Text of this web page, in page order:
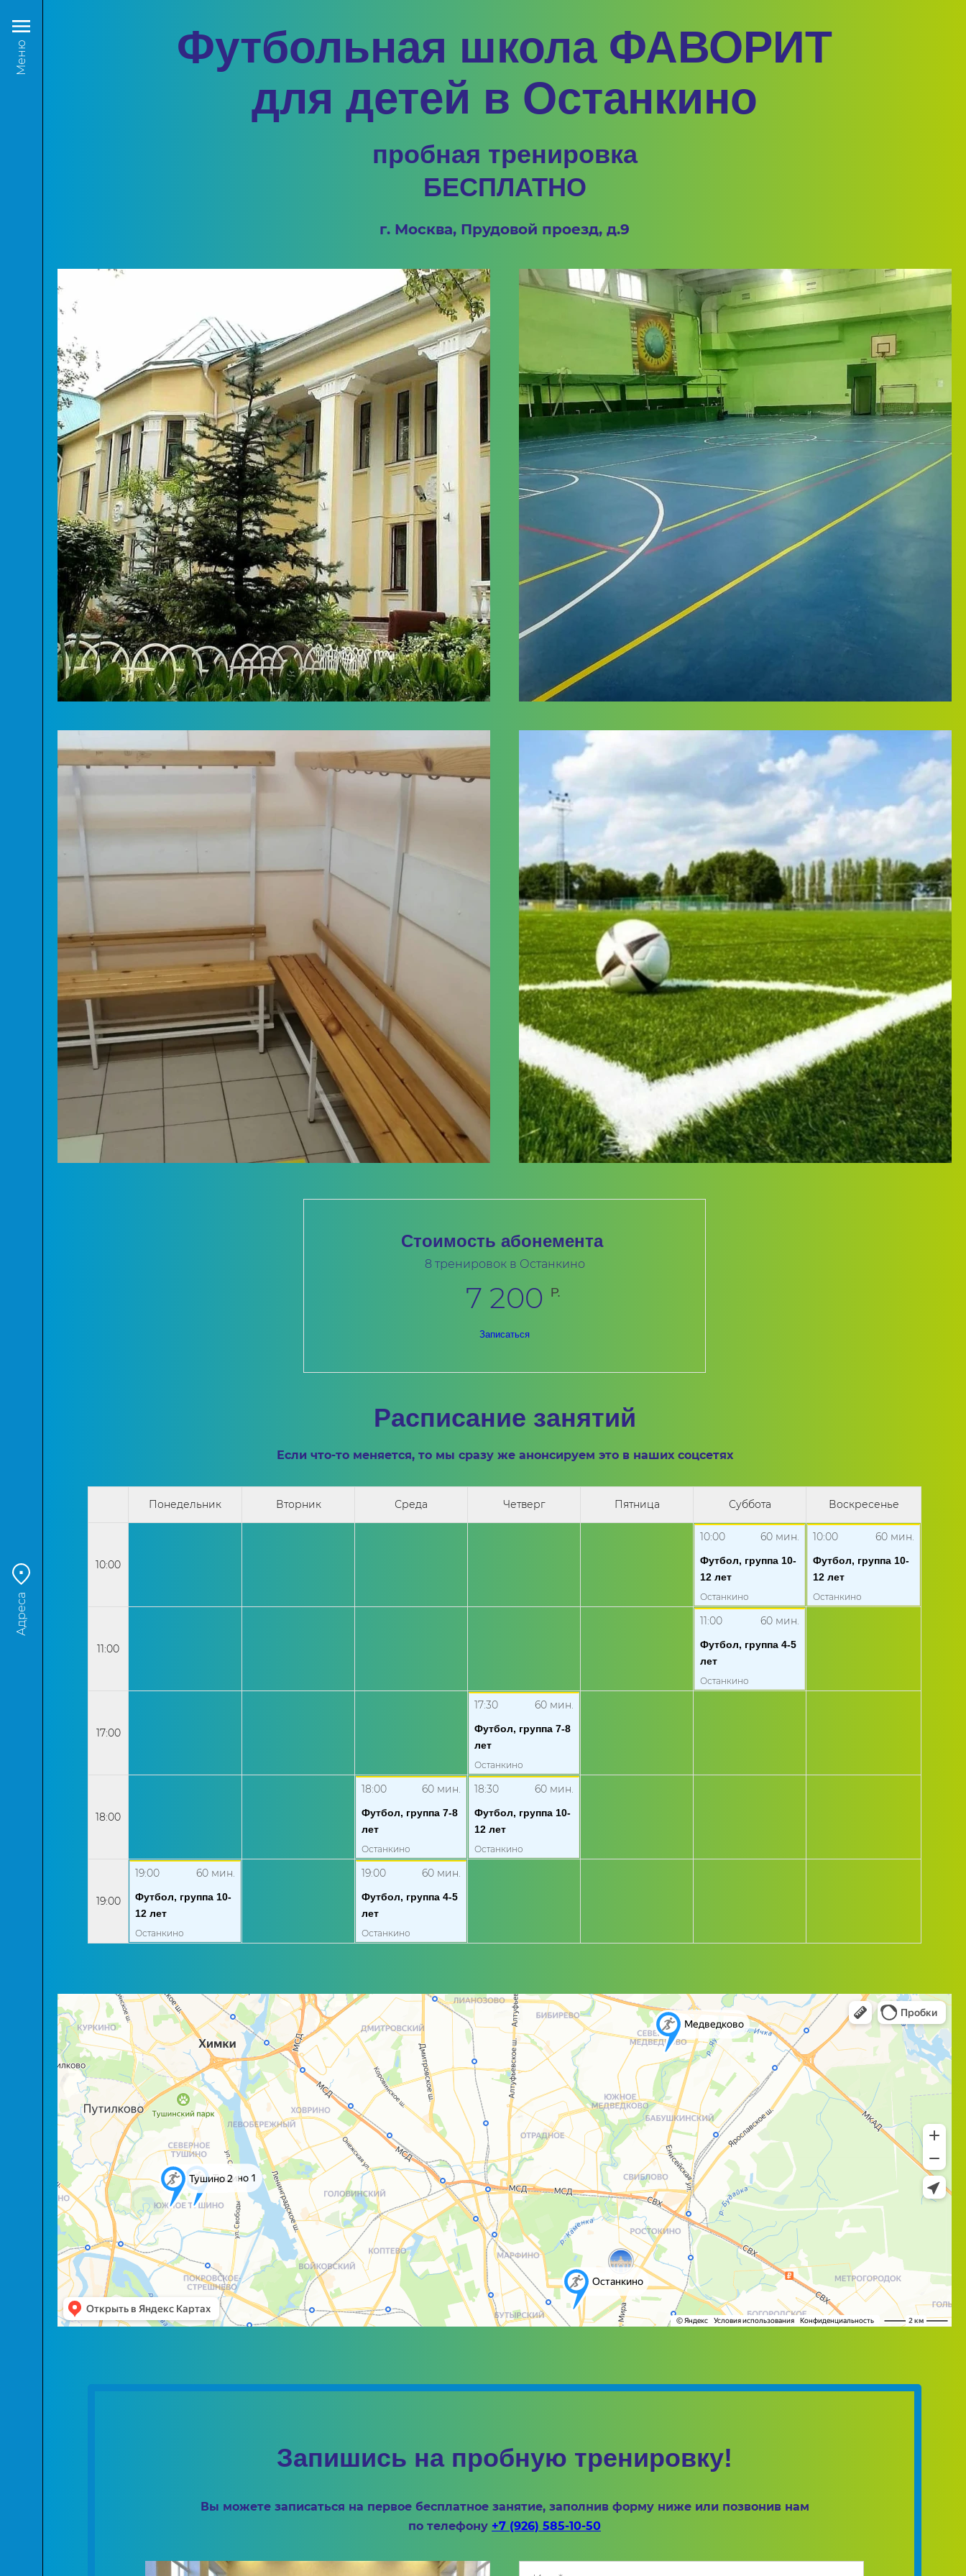
Меню
Адреса
Футбольная школа ФАВОРИТ
для детей в Останкино
пробная тренировка
БЕСПЛАТНО
г. Москва, Прудовой проезд, д.9
Стоимость абонемента
8 тренировок в Останкино
7 200 Р.
Записаться
Расписание занятий
Если что-то меняется, то мы сразу же анонсируем это в наших соцсетях
Понедельник Вторник Среда Четверг Пятница Суббота Воскресенье
10:00
10:00 60 мин.
Футбол, группа 10-
12 лет
Останкино
10:00 60 мин.
Футбол, группа 10-
12 лет
Останкино
11:00
11:00 60 мин.
Футбол, группа 4-5
лет
Останкино
17:00
17:30 60 мин.
Футбол, группа 7-8
лет
Останкино
18:00
18:00 60 мин.
Футбол, группа 7-8
лет
Останкино
18:30 60 мин.
Футбол, группа 10-
12 лет
Останкино
19:00
19:00 60 мин.
Футбол, группа 10-
12 лет
Останкино
19:00 60 мин.
Футбол, группа 4-5
лет
Останкино
Запишись на пробную тренировку!
Вы можете записаться на первое бесплатное занятие, заполнив форму ниже или позвонив нам
по телефону +7 (926) 585-10-50